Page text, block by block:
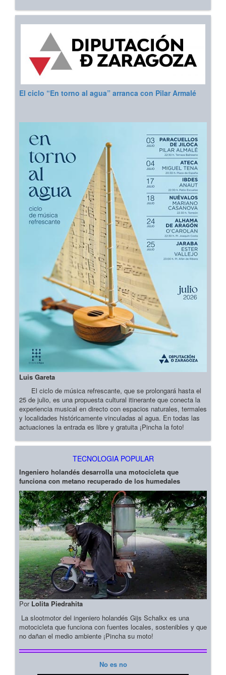
El ciclo “En torno al agua” arranca con Pilar Armalé
Luis Gareta
El ciclo de música refrescante, que se prolongará hasta el
25 de julio, es una propuesta cultural itinerante que conecta la
experiencia musical en directo con espacios naturales, termales
y localidades históricamente vinculadas al agua. En todas las
actuaciones la entrada es libre y gratuita ¡Pincha la foto!
TECNOLOGIA POPULAR
Ingeniero holandés desarrolla una motocicleta que
funciona con metano recuperado de los humedales
Por Lolita Piedrahita
La slootmotor del ingeniero holandés Gijs Schalkx es una
motocicleta que funciona con fuentes locales, sostenibles y que
no dañan el medio ambiente ¡Pincha su moto!
No es no